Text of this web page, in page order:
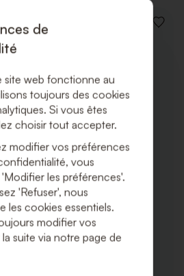
de
site web fonctionne au
toujours des cookies
Si vous êtes
choisir tout accepter.
modifier vos préférences
vous
les préférences'.
'Refuser', nous
les cookies essentiels.
modifier vos
suite via notre page de